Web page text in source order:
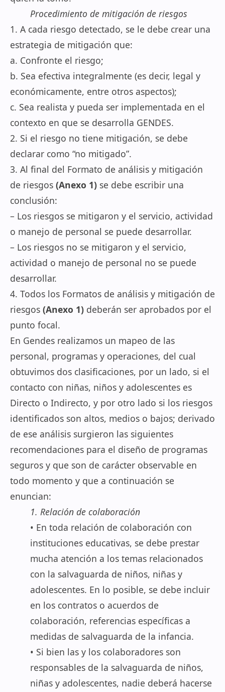
Procedimiento de mitigación de riesgos
1. A cada riesgo detectado, se le debe crear una
estrategia de mitigación que:
a. Confronte el riesgo;
b. Sea efectiva integralmente (es decir, legal y
económicamente, entre otros aspectos);
c. Sea realista y pueda ser implementada en el
contexto en que se desarrolla GENDES.
2. Si el riesgo no tiene mitigación, se debe
declarar como “no mitigado”.
3. Al final del Formato de análisis y mitigación
de riesgos (Anexo 1) se debe escribir una
conclusión:
– Los riesgos se mitigaron y el servicio, actividad
o manejo de personal se puede desarrollar.
– Los riesgos no se mitigaron y el servicio,
actividad o manejo de personal no se puede
desarrollar.
4. Todos los Formatos de análisis y mitigación de
riesgos (Anexo 1) deberán ser aprobados por el
punto focal.
En Gendes realizamos un mapeo de las
personal, programas y operaciones, del cual
obtuvimos dos clasificaciones, por un lado, si el
contacto con niñas, niños y adolescentes es
Directo o Indirecto, y por otro lado si los riesgos
identificados son altos, medios o bajos; derivado
de ese análisis surgieron las siguientes
recomendaciones para el diseño de programas
seguros y que son de carácter observable en
todo momento y que a continuación se
enuncian:
1. Relación de colaboración
• En toda relación de colaboración con
instituciones educativas, se debe prestar
mucha atención a los temas relacionados
con la salvaguarda de niños, niñas y
adolescentes. En lo posible, se debe incluir
en los contratos o acuerdos de
colaboración, referencias específicas a
medidas de salvaguarda de la infancia.
• Si bien las y los colaboradores son
responsables de la salvaguarda de niños,
niñas y adolescentes, nadie deberá hacerse